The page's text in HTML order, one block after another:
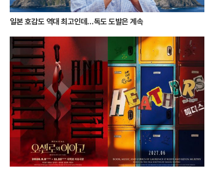
일본 호감도 역대 최고인데…독도 도발은 계속